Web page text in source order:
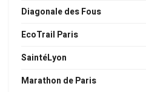
Diagonale des Fous
EcoTrail Paris
SaintéLyon
Marathon de Paris